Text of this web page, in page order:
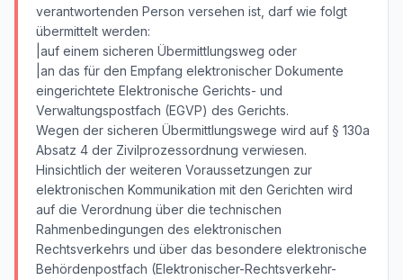
verantwortenden Person versehen ist, darf wie folgt
übermittelt werden:
|auf einem sicheren Übermittlungsweg oder
|an das für den Empfang elektronischer Dokumente
eingerichtete Elektronische Gerichts- und
Verwaltungspostfach (EGVP) des Gerichts.
Wegen der sicheren Übermittlungswege wird auf § 130a
Absatz 4 der Zivilprozessordnung verwiesen.
Hinsichtlich der weiteren Voraussetzungen zur
elektronischen Kommunikation mit den Gerichten wird
auf die Verordnung über die technischen
Rahmenbedingungen des elektronischen
Rechtsverkehrs und über das besondere elektronische
Behördenpostfach (Elektronischer-Rechtsverkehr-